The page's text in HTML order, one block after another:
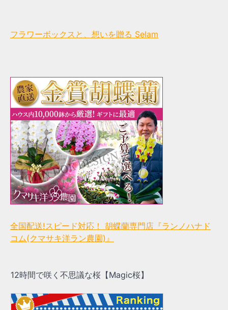
フラワーボックスと、想いを贈る Selam
全国配送!スピード対応！ 胡蝶蘭専門店『ランノハナド
コム(クマサキ洋ラン農園)』
12時間で咲く不思議な桜【Magic桜】